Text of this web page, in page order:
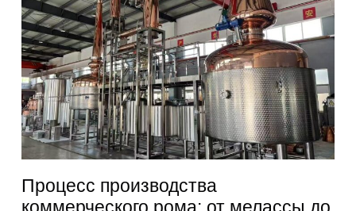
Процесс производства
коммерческого рома: от мелассы до